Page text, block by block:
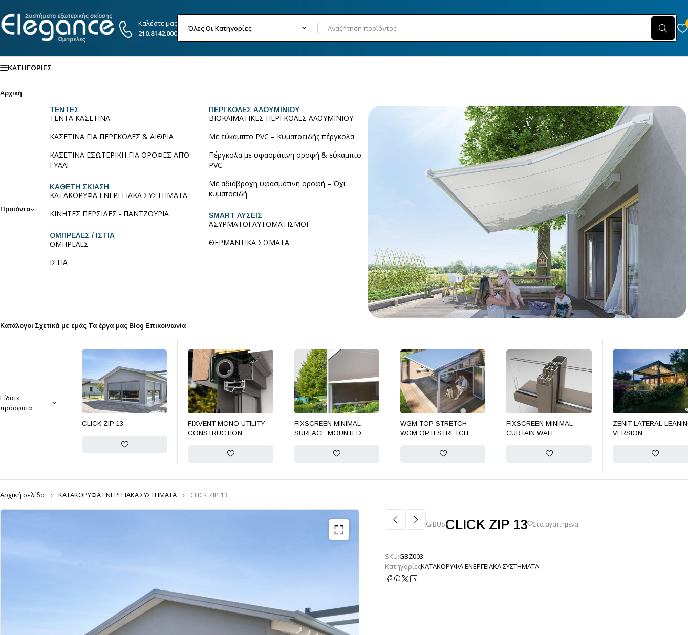
Καλέστε μας
210.8142.000
ΚΑΤΗΓΟΡΙΕΣ
Αρχική
Προϊόντα
ΤΕΝΤΕΣ
ΤΕΝΤΑ ΚΑΣΕΤΙΝΑ
ΚΑΣΕΤΙΝΑ ΓΙΑ ΠΕΡΓΚΟΛΕΣ & ΑΙΘΡΙΑ
ΚΑΣΕΤΙΝΑ ΕΣΩΤΕΡΙΚΗ ΓΙΑ ΟΡΟΦΕΣ ΑΠΌ
ΓΥΑΛΙ
ΚΑΘΕΤΗ ΣΚΙΑΣΗ
ΚΑΤΑΚΟΡΥΦΑ ΕΝΕΡΓΕΙΑΚΑ ΣΥΣΤΗΜΑΤΑ
ΚΙΝΗΤΕΣ ΠΕΡΣΙΔΕΣ - ΠΑΝΤΖΟΥΡΙΑ
ΟΜΠΡΕΛΕΣ / ΙΣΤΙΑ
ΟΜΠΡΕΛΕΣ
ΙΣΤΙΑ
ΠΕΡΓΚΟΛΕΣ ΑΛΟΥΜΙΝΙΟΥ
ΒΙΟΚΛΙΜΑΤΙΚΕΣ ΠΕΡΓΚΟΛΕΣ ΑΛΟΥΜΙΝΙΟΥ
Με εύκαμπτο PVC – Κυματοειδής πέργκολα
Πέργκολα με υφασμάτινη οροφή & εύκαμπτο
PVC
Με αδιάβροχη υφασμάτινη οροφή – Όχι
κυματοειδή
SMART ΛΥΣΕΙΣ
ΑΣΥΡΜΑΤΟΙ ΑΥΤΟΜΑΤΙΣΜΟΙ
ΘΕΡΜΑΝΤΙΚΑ ΣΩΜΑΤΑ
Κατάλογοι Σχετικά με εμάς Τα έργα μας Blog Επικοινωνία
Είδατε
πρόσφατα
CLICK ZIP 13
FIXVENT MONO UTILITY
CONSTRUCTION
FIXSCREEN MINIMAL
SURFACE MOUNTED
WGM TOP STRETCH -
WGM OPTI STRETCH
FIXSCREEN MINIMAL
CURTAIN WALL
ZENIT LATERAL
VERSION
Αρχική σελίδα ΚΑΤΑΚΟΡΥΦΑ ΕΝΕΡΓΕΙΑΚΑ ΣΥΣΤΗΜΑΤΑ CLICK ZIP 13
GIBUSCLICK ZIP 13
SKU:GBZ003
ΚατηγορίεςΚΑΤΑΚΟΡΥΦΑ ΕΝΕΡΓΕΙΑΚΑ ΣΥΣΤΗΜΑΤΑ